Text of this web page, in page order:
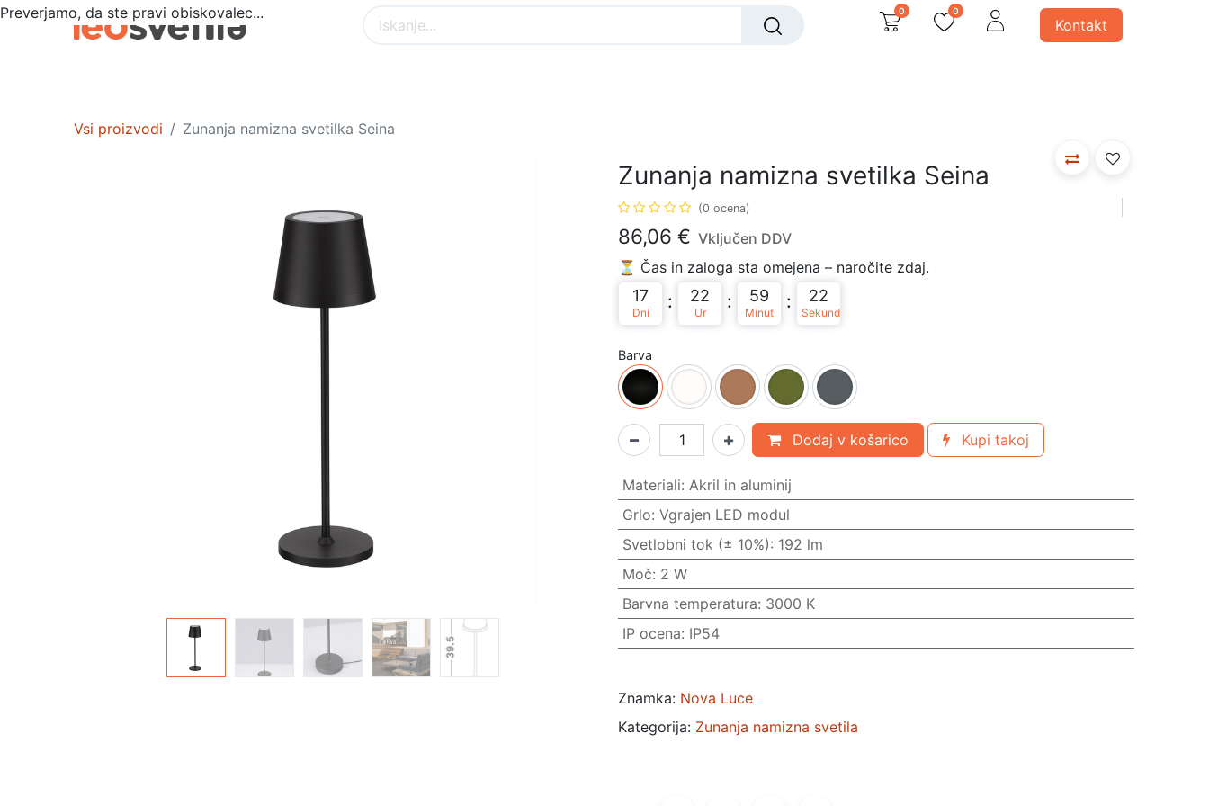
0 0
Kontakt
Vsi proizvodi Zunanja namizna svetilka Seina
Zunanja namizna svetilka Seina
(0 ocena)
86,06 € Vključen DDV
⏳ Čas in zaloga sta omejena – naročite zdaj.
17
Dni
: 22
Ur
: 59
Minut
: 22
Sekund
Barva
Dodaj v košarico Kupi takoj
Materiali: Akril in aluminij
Grlo: Vgrajen LED modul
Svetlobni tok (± 10%): 192 lm
Moč: 2 W
Barvna temperatura: 3000 K
IP ocena: IP54
Znamka: Nova Luce
Kategorija: Zunanja namizna svetila
Preverjamo, da ste pravi obiskovalec...